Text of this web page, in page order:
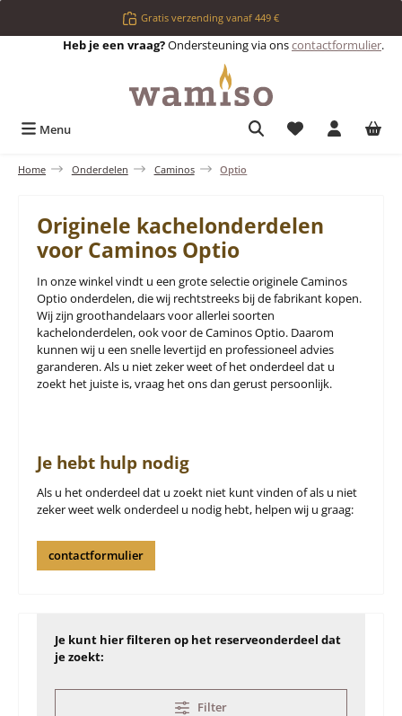
Ga naar de hoofdinhoudGratis verzending vanaf 449 €
Heb je een vraag?Ondersteuning via onscontactformulier.
Menu Je hebt 0 items
Home Onderdelen Caminos Optio
Originele kachelonderdelen
voor Caminos Optio
In onze winkel vindt u een grote selectie originele Caminos
Optio onderdelen, die wij rechtstreeks bij de fabrikant kopen.
Wij zijn groothandelaars voor allerlei soorten
kachelonderdelen, ook voor de Caminos Optio. Daarom
kunnen wij u een snelle levertijd en professioneel advies
garanderen. Als u niet zeker weet of het onderdeel dat u
zoekt het juiste is, vraag het ons dan gerust persoonlijk.
Je hebt hulp nodig
Als u het onderdeel dat u zoekt niet kunt vinden of als u niet
zeker weet welk onderdeel u nodig hebt, helpen wij u graag:
contactformulier
Je kunt hier filteren op het reserveonderdeel dat
je zoekt:
Filter